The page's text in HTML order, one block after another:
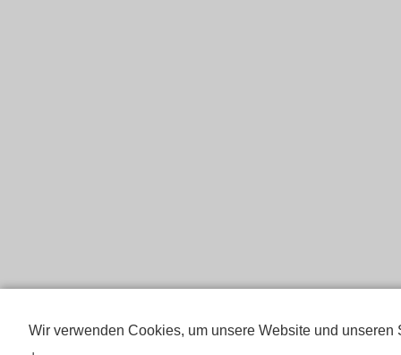
Wir verwenden Cookies, um unsere Website und